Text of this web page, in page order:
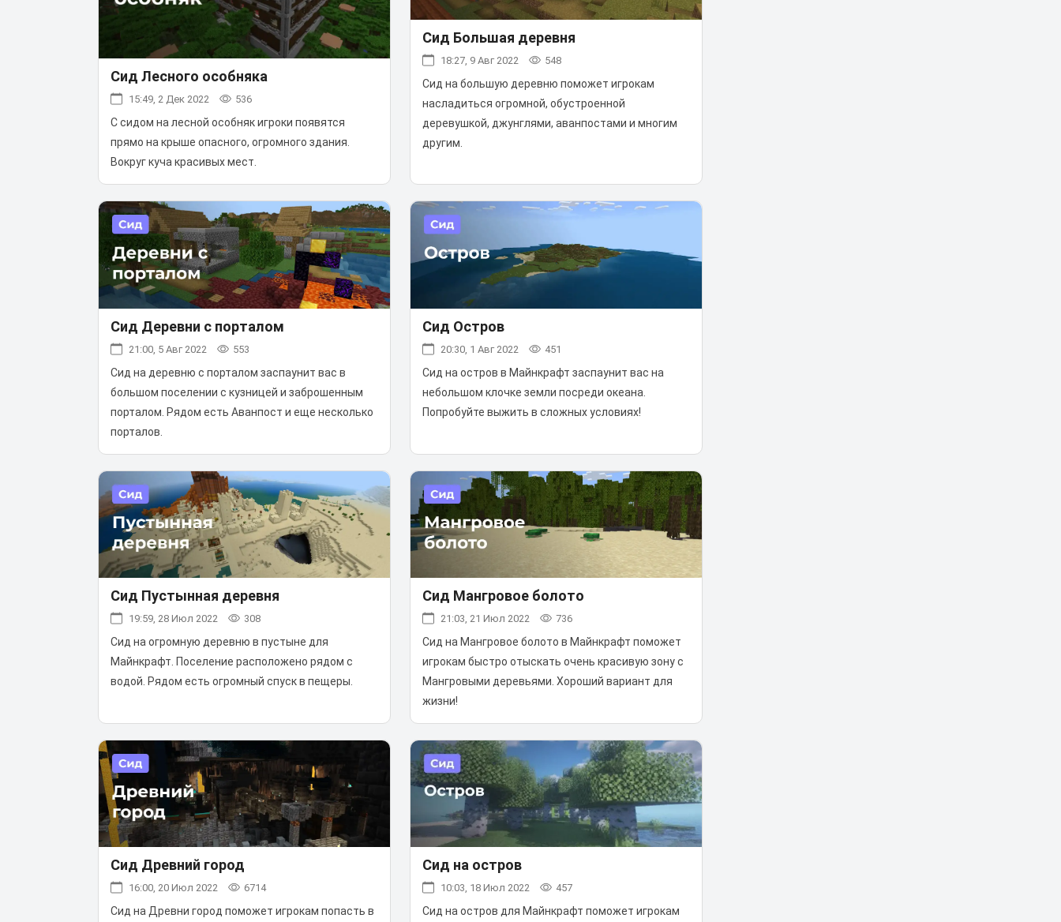
Сид Лесного особняка
15:49, 2 Дек 2022 536
С сидом на лесной особняк игроки появятся
прямо на крыше опасного, огромного здания.
Вокруг куча красивых мест.
Сид Большая деревня
18:27, 9 Авг 2022 548
Сид на большую деревню поможет игрокам
насладиться огромной, обустроенной
деревушкой, джунглями, аванпостами и многим
другим.
Сид Деревни с порталом
21:00, 5 Авг 2022 553
Сид на деревню с порталом заспаунит вас в
большом поселении с кузницей и заброшенным
порталом. Рядом есть Аванпост и еще несколько
порталов.
Сид Остров
20:30, 1 Авг 2022 451
Сид на остров в Майнкрафт заспаунит вас на
небольшом клочке земли посреди океана.
Попробуйте выжить в сложных условиях!
Сид Пустынная деревня
19:59, 28 Июл 2022 308
Сид на огромную деревню в пустыне для
Майнкрафт. Поселение расположено рядом с
водой. Рядом есть огромный спуск в пещеры.
Сид Мангровое болото
21:03, 21 Июл 2022 736
Сид на Мангровое болото в Майнкрафт поможет
игрокам быстро отыскать очень красивую зону с
Мангровыми деревьями. Хороший вариант для
жизни!
Сид Древний город
16:00, 20 Июл 2022 6714
Сид на Древни город поможет игрокам попасть в
Сид на остров
10:03, 18 Июл 2022 457
Сид на остров для Майнкрафт поможет игрокам